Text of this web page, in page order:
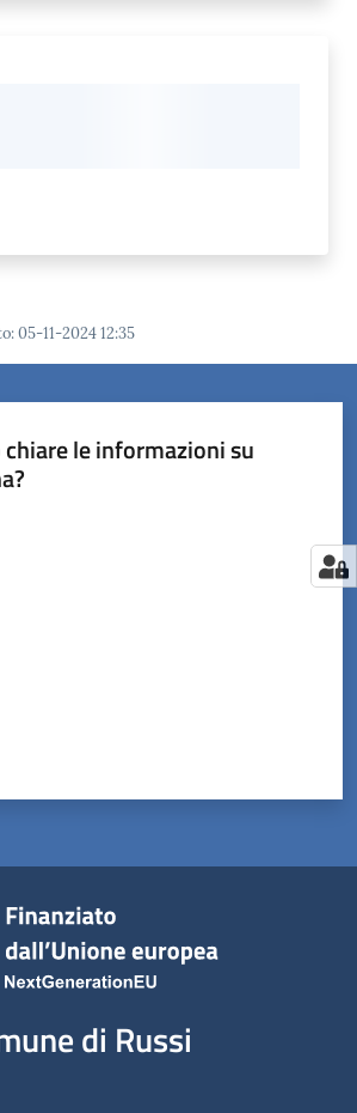
:05-11-2024 12:35
le informazioni su
di Russi